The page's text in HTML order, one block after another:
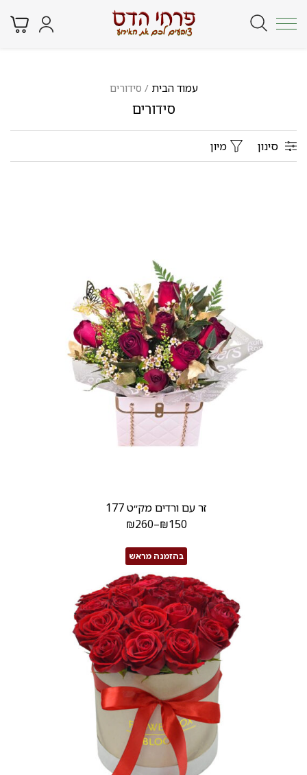
עמוד הבית / סידורים
סידורים
סינון מיון
זר עם ורדים מק׳׳ט 177
₪150
–
₪260
בהזמנה מראש